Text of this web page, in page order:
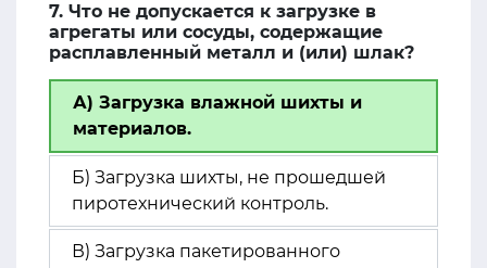
7. Что не допускается к загрузке в
агрегаты или сосуды, содержащие
расплавленный металл и (или) шлак?
А) Загрузка влажной шихты и
материалов.
Б) Загрузка шихты, не прошедшей
пиротехнический контроль.
В) Загрузка пакетированного